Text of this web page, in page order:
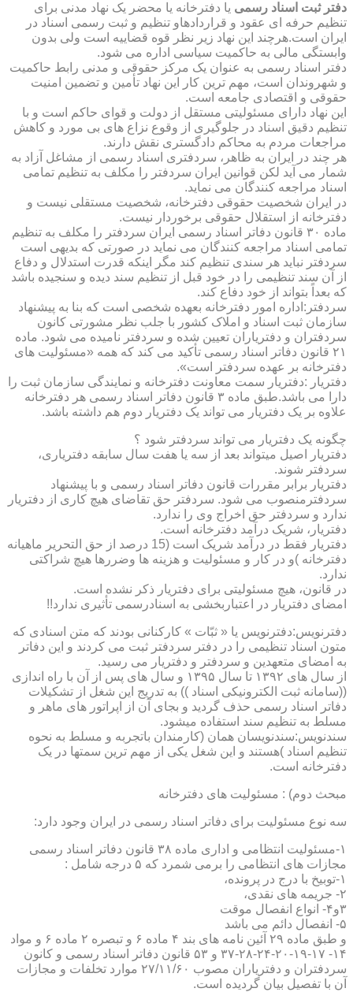
دفتر ثبت اسناد رسمی یا دفترخانه یا محضر یک نهاد مدنی برای
تنظیم حرفه ای عقود و قراردادهاو تنظیم و ثبت رسمی اسناد در
ایران است.هرچند این نهاد زیر نظر قوه قضاییه است ولی بدون
وابستگی مالی به حاکمیت سیاسی اداره می شود.
دفتر اسناد رسمی به عنوان یک مرکز حقوقی و مدنی رابط حاکمیت
و شهروندان است، مهم ترین کار این نهاد تأمین و تضمین امنیت
حقوقی و اقتصادی جامعه است.
این نهاد دارای مسئولیتی مستقل از دولت و قوای حاکم است و با
تنظیم دقیق اسناد در جلوگیری از وقوع نزاع های بی مورد و کاهش
مراجعات مردم به محاکم دادگستری نقش دارند.
هر چند در ایران به ظاهر، سردفتری اسناد رسمی از مشاغل آزاد به
شمار می آید لکن قوانین ایران سردفتر را مکلف به تنظیم تمامی
اسناد مراجعه کنندگان می نماید.
در ایران شخصیت حقوقی دفترخانه، شخصیت مستقلی نیست و
دفترخانه از استقلال حقوقی برخوردار نیست.
ماده ۳۰ قانون دفاتر اسناد رسمی ایران سردفتر را مکلف به تنظیم
تمامی اسناد مراجعه کنندگان می نماید در صورتی که بدیهی است
سردفتر نباید هر سندی تنظیم کند مگر اینکه قدرت استدلال و دفاع
از آن سند تنظیمی را در خود قبل از تنظیم سند دیده و سنجیده باشد
که بعداً بتواند از خود دفاع کند.
سردفتر:اداره امور دفترخانه بعهده شخصی است که بنا به پیشنهاد
سازمان ثبت اسناد و املاک کشور با جلب نظر مشورتی کانون
سردفتران و دفتریاران تعیین شده و سردفتر نامیده می شود. ماده
۲۱ قانون دفاتر اسناد رسمی تأکید می کند که همه «مسئولیت های
دفترخانه بر عهده سردفتر است».
دفتریار :دفتریار سمت معاونت دفترخانه و نمایندگی سازمان ثبت را
دارا می باشد.طبق ماده ۳ قانون دفاتر اسناد رسمی هر دفترخانه
علاوه بر یک دفتریار می تواند یک دفتریار دوم هم داشته باشد.
چگونه یک دفتریار می تواند سردفتر شود ؟
دفتریار اصیل میتواند بعد از سه یا هفت سال سابقه دفتریاری،
سردفتر شوند.
دفتریار برابر مقررات قانون دفاتر اسناد رسمی و با پیشنهاد
سردفترمنصوب می شود. سردفتر حق تقاضای هیچ کاری از دفتریار
ندارد و سردفتر حق اخراج وی را ندارد.
دفتریار، شریک درآمد دفترخانه است.
دفتریار فقط در درآمد شریک است (15 درصد از حق التحریر ماهیانه
دفترخانه )و در کار و مسئولیت و هزینه ها وضررها هیچ شراکتی
ندارد.
در قانون، هیچ مسئولیتی برای دفتریار ذکر نشده است.
امضای دفتریار در اعتباربخشی به اسنادرسمی تأثیری ندارد!!
دفترنویس:دفترنویس یا « ثبّات » کارکنانی بودند که متن اسنادی که
متون اسناد تنظیمی را در دفتر سردفتر ثبت می کردند و این دفاتر
به امضای متعهدین و سردفتر و دفتریار می رسید.
از سال های ۱۳۹۲ تا سال ۱۳۹۵ و سال های پس از آن با راه اندازی
((سامانه ثبت الکترونیکی اسناد )) به تدریج این شغل از تشکیلات
دفاتر اسناد رسمی حذف گردید و بجای آن از اپراتور های ماهر و
مسلط به تنظیم سند استفاده میشود.
سندنویس:سندنویسان همان (کارمندان باتجربه و مسلط به نحوه
تنظیم اسناد )هستند و این شغل یکی از مهم ترین سمتها در یک
دفترخانه است.
مبحث دوم) : مسئولیت های دفترخانه
سه نوع مسئولیت برای دفاتر اسناد رسمی در ایران وجود دارد:
۱-مسئولیت انتظامی و اداری ماده ۳۸ قانون دفاتر اسناد رسمی
مجازات های انتظامی را برمی شمرد که ۵ درجه شامل :
۱-توبیخ با درج در پرونده،
۲- جریمه های نقدی،
۳و۴- انواع انفصال موقت
۵- انفصال دائم می باشد
و طبق ماده ۲۹ آئین نامه های بند ۴ ماده ۶ و تبصره ۲ ماده ۶ و مواد
۱۴- ۱۷-۱۹-۲۰-۲۴-۲۸-۳۷ و ۵۳ قانون دفاتر اسناد رسمی و کانون
سردفتران و دفتریاران مصوب ۲۷/۱۱/۶۰ موارد تخلفات و مجازات
آن با تفصیل بیان گردیده است.